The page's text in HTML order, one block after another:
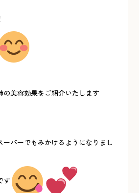
の美容効果をご紹介いたします
ーパーでもみかけるようになりまし
す